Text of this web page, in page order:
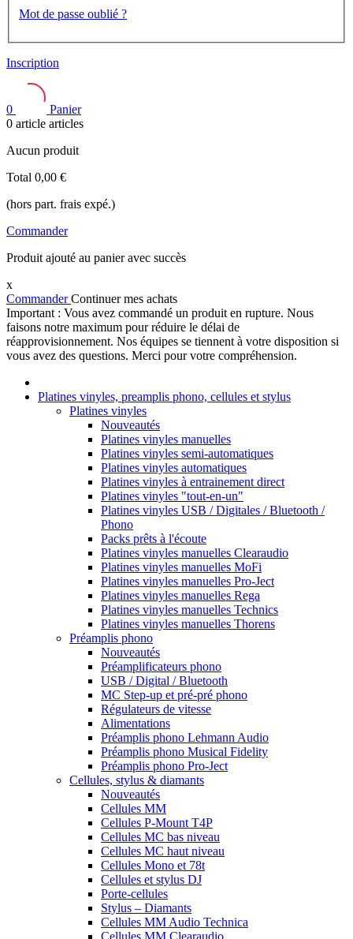
Mot de passe oublié ?
Inscription
0
Panier
0 article articles
Aucun produit
Total 0,00 €
(hors part. frais expé.)
Commander
Produit ajouté au panier avec succès
x
CommanderContinuer mes achats
Important : Vous avez commandé un produit en rupture. Nous
faisons notre maximum pour réduire le délai de
réapprovisionnement. Nos équipes se tiennent à votre disposition si
vous avez des questions. Merci pour votre compréhension.
Platines vinyles, preamplis phono, cellules et stylus
Platines vinyles
Nouveautés
Platines vinyles manuelles
Platines vinyles semi-automatiques
Platines vinyles automatiques
Platines vinyles à entrainement direct
Platines vinyles "tout-en-un"
Platines vinyles USB / Digitales / Bluetooth /
Phono
Packs prêts à l'écoute
Platines vinyles manuelles Clearaudio
Platines vinyles manuelles MoFi
Platines vinyles manuelles Pro-Ject
Platines vinyles manuelles Rega
Platines vinyles manuelles Technics
Platines vinyles manuelles Thorens
Préamplis phono
Nouveautés
Préamplificateurs phono
USB / Digital / Bluetooth
MC Step-up et pré-pré phono
Régulateurs de vitesse
Alimentations
Préamplis phono Lehmann Audio
Préamplis phono Musical Fidelity
Préamplis phono Pro-Ject
Cellules, stylus & diamants
Nouveautés
Cellules MM
Cellules P-Mount T4P
Cellules MC bas niveau
Cellules MC haut niveau
Cellules Mono et 78t
Cellules et stylus DJ
Porte-cellules
Stylus – Diamants
Cellules MM Audio Technica
Cellules MM Clearaudio